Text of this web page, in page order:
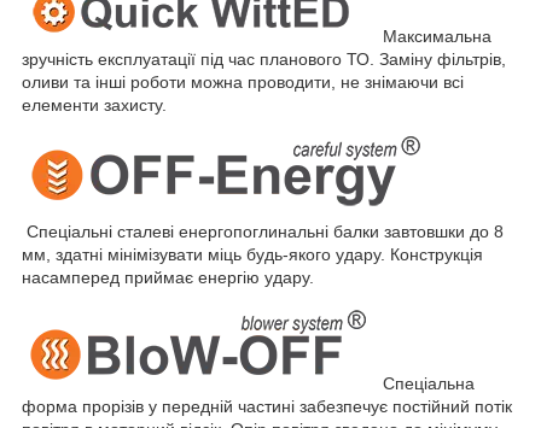
Максимальна
зручність експлуатації під час планового ТО. Заміну фільтрів,
оливи та інші роботи можна проводити, не знімаючи всі
елементи захисту.
Спеціальні сталеві енергопоглинальні балки завтовшки до 8
мм, здатні мінімізувати міць будь-якого удару. Конструкція
насамперед приймає енергію удару.
Спеціальна
форма прорізів у передній частині забезпечує постійний потік